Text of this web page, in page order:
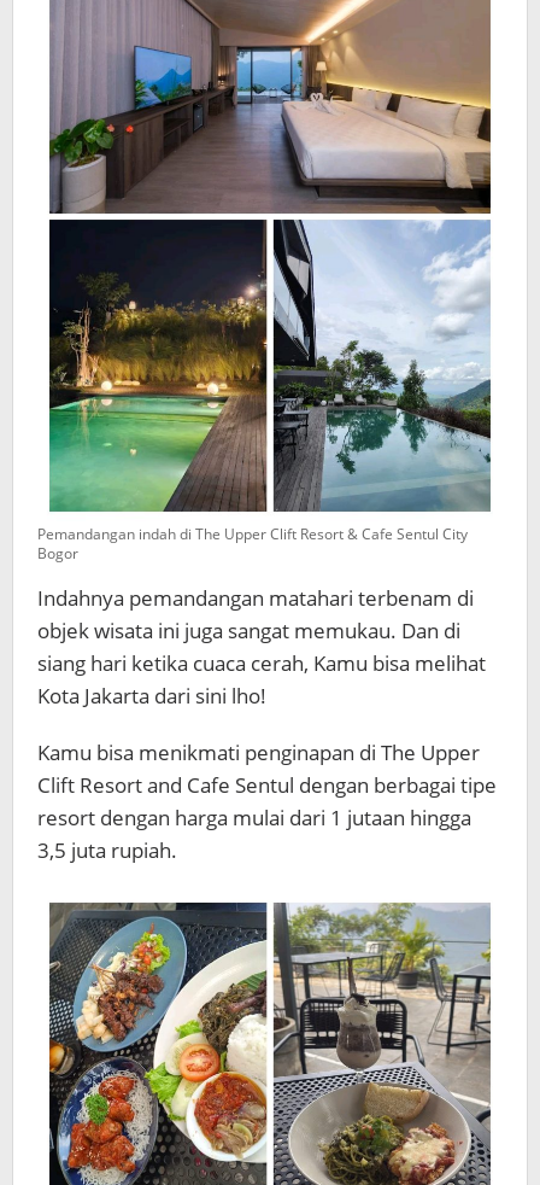
Pemandangan indah di The Upper Clift Resort & Cafe Sentul City
Bogor
Indahnya pemandangan matahari terbenam di
objek wisata ini juga sangat memukau. Dan di
siang hari ketika cuaca cerah, Kamu bisa melihat
Kota Jakarta dari sini lho!
Kamu bisa menikmati penginapan di The Upper
Clift Resort and Cafe Sentul dengan berbagai tipe
resort dengan harga mulai dari 1 jutaan hingga
3,5 juta rupiah.